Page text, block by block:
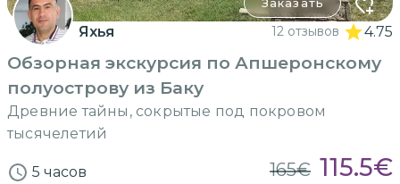
Яхья 12 отзывов 4.75
Обзорная экскурсия по Апшеронскому
полуострову из Баку
Древние тайны, сокрытые под покровом
тысячелетий
5 часов 165€ 115.5€